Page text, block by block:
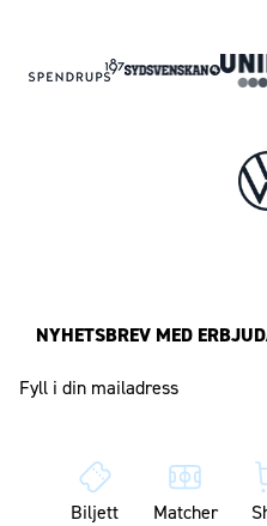
NYHETSBREV MED
Biljett Matcher